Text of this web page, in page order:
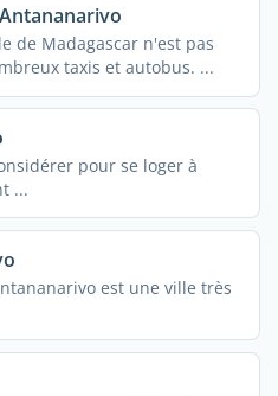
de Madagascar n'est pas
taxis et autobus. ...
pour se loger à
...
est une ville très